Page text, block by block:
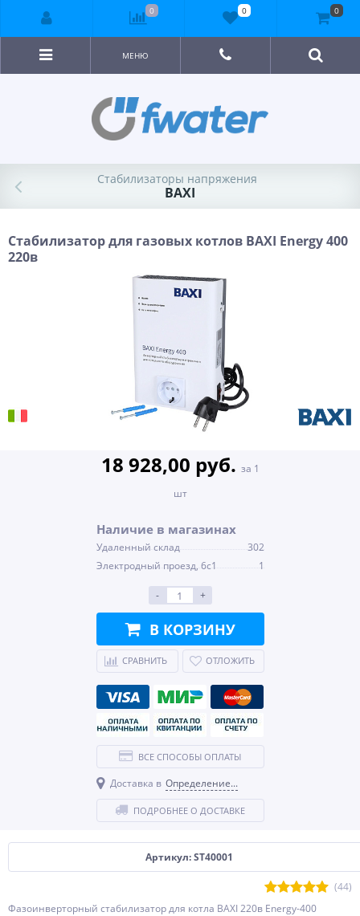
МЕНЮ
Стабилизаторы напряжения
BAXI
Стабилизатор для газовых котлов BAXI Energy 400
220в
Артикул: ST40001
(44)
Фазоинверторный стабилизатор для котла BAXI 220в Energy-400
18 928,00 руб. за 1
шт
Наличие в магазинах
Удаленный склад
302
Электродный проезд, 6с1
1
- +
В КОРЗИНУ
СРАВНИТЬ ОТЛОЖИТЬ
ВСЕ СПОСОБЫ ОПЛАТЫ
Доставка в Определение...
ПОДРОБНЕЕ О ДОСТАВКЕ
0 0 0